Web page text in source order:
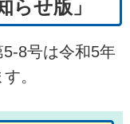
らせ版」
8号は令和5年
。